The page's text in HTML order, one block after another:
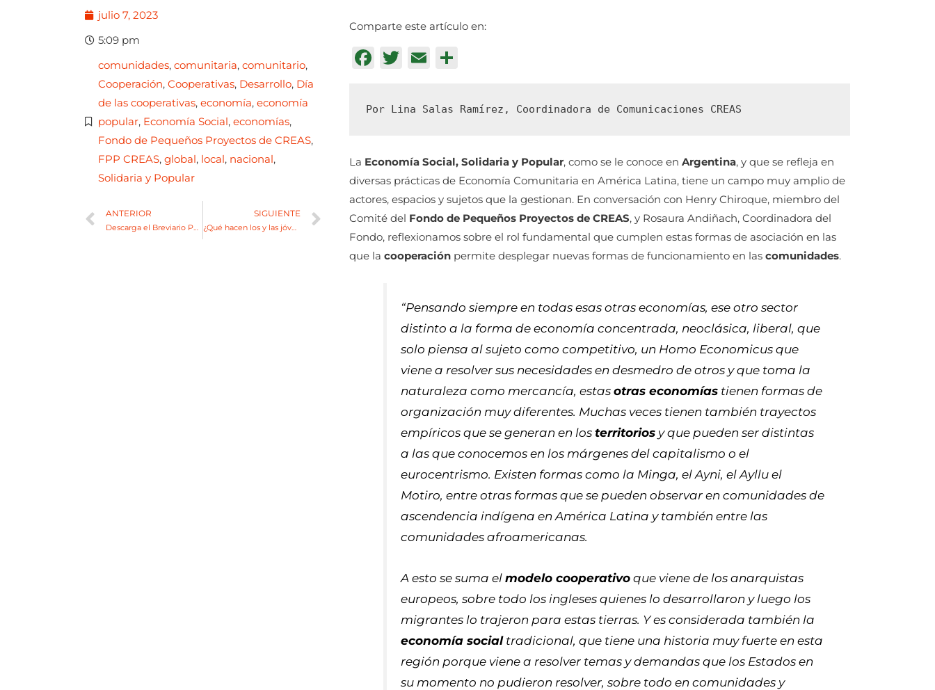
julio 7, 2023
5:09 pm
comunidades, comunitaria, comunitario,
Cooperación, Cooperativas, Desarrollo, Día
de las cooperativas, economía, economía
popular, Economía Social, economías,
Fondo de Pequeños Proyectos de CREAS,
FPP CREAS, global, local, nacional,
Solidaria y Popular
ANTERIOR
Descarga el Breviario PAMPA 2030 sobre el aporte de las OBF al Desarrollo Sostenible
SIGUIENTE
¿Qué hacen los y las jóvenes para transformar los territorios? Algunos proyectos apoyados por CREAS
Comparte este artículo en:
Facebook
Twitter
Email
Por Lina Salas Ramírez, Coordinadora de Comunicaciones CREAS
La Economía Social, Solidaria y Popular, como se le conoce en Argentina, y que se refleja en
diversas prácticas de Economía Comunitaria en América Latina, tiene un campo muy amplio de
actores, espacios y sujetos que la gestionan. En conversación con Henry Chiroque, miembro del
Comité del Fondo de Pequeños Proyectos de CREAS, y Rosaura Andiñach, Coordinadora del
Fondo, reflexionamos sobre el rol fundamental que cumplen estas formas de asociación en las
que la cooperaciónpermite desplegar nuevas formas de funcionamiento en las comunidades.
“Pensando siempre en todas esas otras economías, ese otro sector
distinto a la forma de economía concentrada, neoclásica, liberal, que
solo piensa al sujeto como competitivo, un Homo Economicus que
viene a resolver sus necesidades en desmedro de otros y que toma la
naturaleza como mercancía, estasotras economías tienen formas de
organización muy diferentes. Muchas veces tienen también trayectos
empíricos que se generan en losterritorios y que pueden ser distintas
a las que conocemos en los márgenes del capitalismo o el
eurocentrismo. Existen formas como la Minga, el Ayni, el Ayllu el
Motiro, entre otras formas que se pueden observar en comunidades de
ascendencia indígena en América Latina y también entre las
comunidades afroamericanas.
A esto se suma elmodelo cooperativo que viene de los anarquistas
europeos, sobre todo los ingleses quienes lo desarrollaron y luego los
migrantes lo trajeron para estas tierras. Y es considerada también la
economía socialtradicional, que tiene una historia muy fuerte en esta
región porque viene a resolver temas y demandas que los Estados en
su momento no pudieron resolver, sobre todo en comunidades y